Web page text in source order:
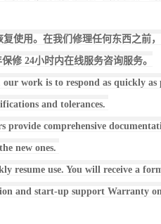
使用。在我们修理任何东西之前
修 24小时内在线服务咨询服务。
work is to respond as quickly
and tolerances.
provide comprehensive
new ones.
resume use. You will receive a
and start-up support Warranty